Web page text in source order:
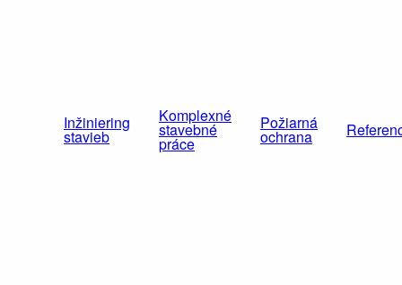
Inžiniering
stavieb
Komplexné
stavebné
práce
Požiarná
ochrana